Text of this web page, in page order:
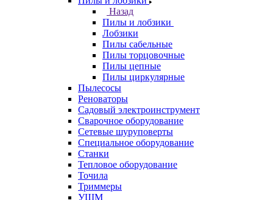
Назад
Пилы и лобзики
Лобзики
Пилы сабельные
Пилы торцовочные
Пилы цепные
Пилы циркулярные
Пылесосы
Реноваторы
Садовый электроинструмент
Сварочное оборудование
Сетевые шуруповерты
Специальное оборудование
Станки
Тепловое оборудование
Точила
Триммеры
УШМ